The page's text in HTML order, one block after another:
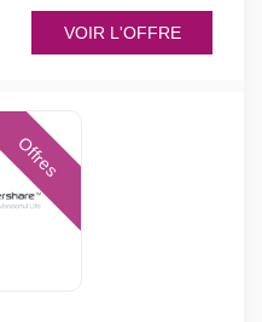
VOIR L'OFFRE
Offres